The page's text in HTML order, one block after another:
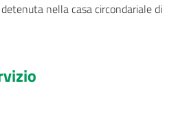
nella casa circondariale di